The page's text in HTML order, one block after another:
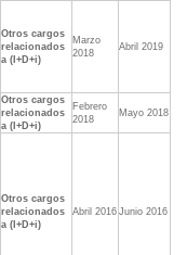
Otros cargos
relacionados
a (I+D+i)
Marzo
2018
Abril 2019
Otros cargos
relacionados
a (I+D+i)
Febrero
2018
Mayo 2018
Otros cargos
relacionados
a (I+D+i)
Abril 2016 Junio 2016